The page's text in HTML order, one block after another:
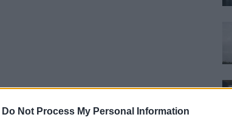
Do Not Process My Personal Information